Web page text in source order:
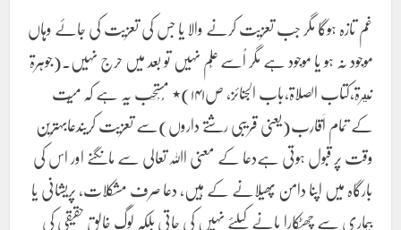
غم تازہ ہوگا مگر جب تعزیت کرنے والا یا جس کی تعزیت کی جائے وہاں
موجود نہ ہو یا موجود ہے مگر اُسے عِلْم نہیں تو بعد میں حرج نہیں۔(جوہرۃ
نيرۃ،کتاب الصلاۃ،باب الجنائز، ص۱۴۱)٭ مُسْتَحَب یہ ہے کہ میّت
کے تمام اَقارِب(یعنی قریبی رشتے داروں)سے تعزیت کریںدعابہترین
وقت پر قبول ہوتی ہےدعا کے معنی اﷲ تعالی سے مانگنے اور اس کی
بارگاہ میں اپنا دامن پھیلانے کے ہیں، دعا صرف مشکلات، پریشانی یا
بیماری سے چھٹکارا پانے کیلئے نہیں کی جاتی بلکہ لوگ خالقِ حقیقی کی